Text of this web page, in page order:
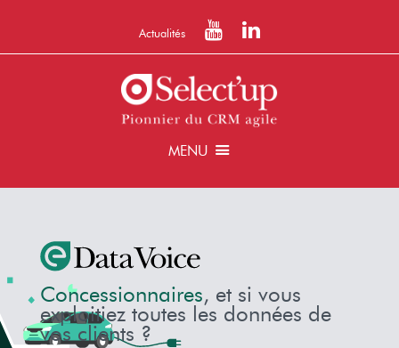
Actualités
MENU
Concessionnaires, et si vous
exploitiez toutes les données de
vos clients ?